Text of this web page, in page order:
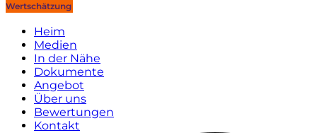
Wertschätzung
Heim
Medien
In der Nähe
Dokumente
Angebot
Über uns
Bewertungen
Kontakt